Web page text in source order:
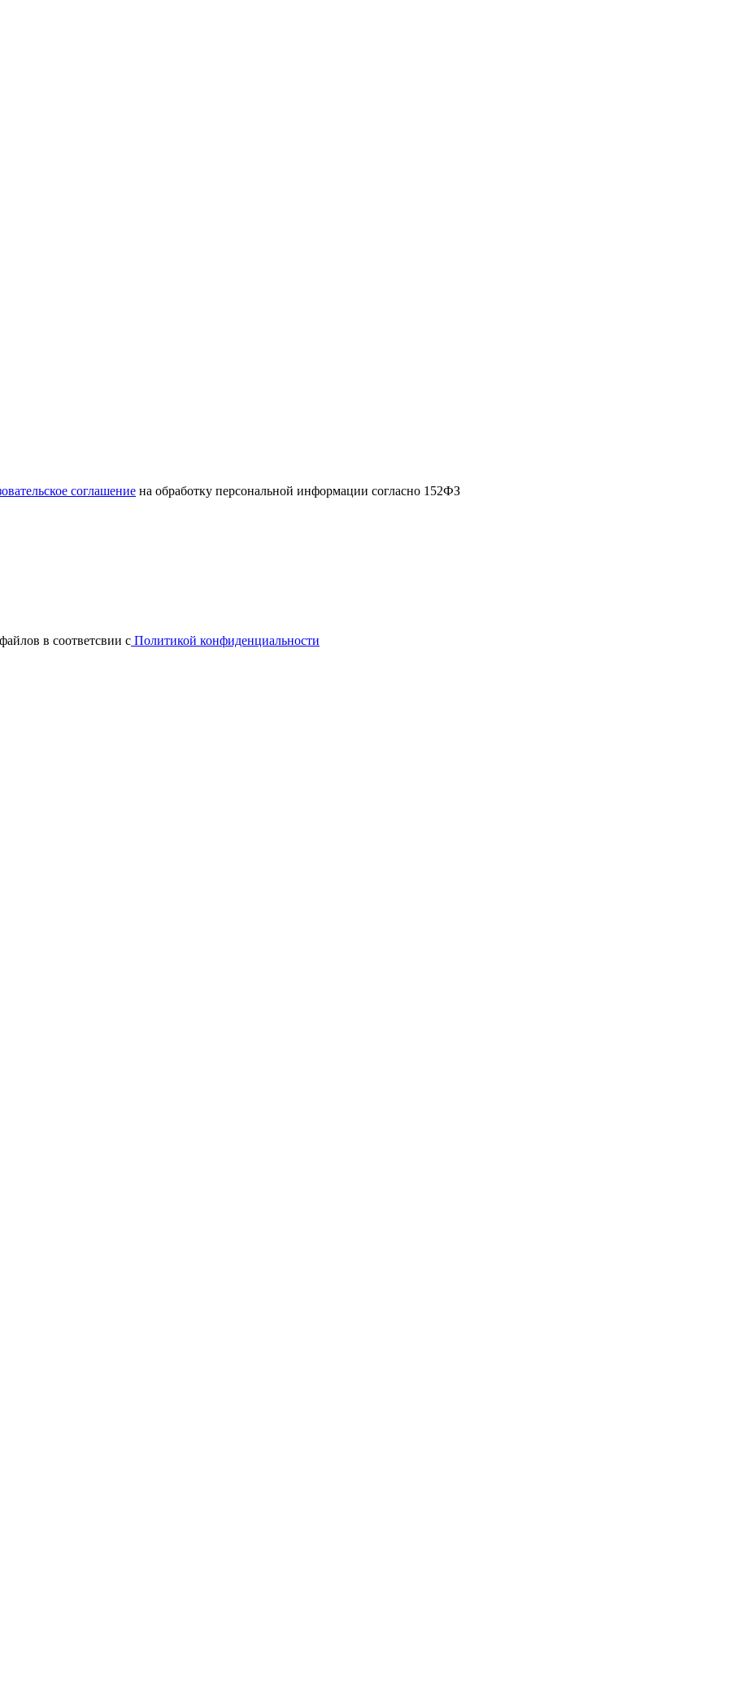
соглашение на обработку персональной информации согласно 152ФЗ
в соответсвии с Политикой конфиденциальности